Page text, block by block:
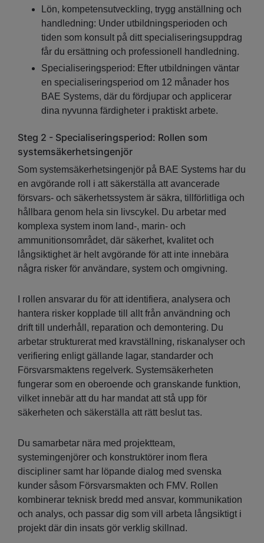
Lön, kompetensutveckling, trygg anställning och
handledning: Under utbildningsperioden och
tiden som konsult på ditt specialiseringsuppdrag
får du ersättning och professionell handledning.
Specialiseringsperiod: Efter utbildningen väntar
en specialiseringsperiod om 12 månader hos
BAE Systems, där du fördjupar och applicerar
dina nyvunna färdigheter i praktiskt arbete.
Steg 2 - Specialiseringsperiod: Rollen som
systemsäkerhetsingenjör
Som systemsäkerhetsingenjör på BAE Systems har du
en avgörande roll i att säkerställa att avancerade
försvars‑ och säkerhetssystem är säkra, tillförlitliga och
hållbara genom hela sin livscykel. Du arbetar med
komplexa system inom land‑, marin‑ och
ammunitionsområdet, där säkerhet, kvalitet och
långsiktighet är helt avgörande för att inte innebära
några risker för användare, system och omgivning.
I rollen ansvarar du för att identifiera, analysera och
hantera risker kopplade till allt från användning och
drift till underhåll, reparation och demontering. Du
arbetar strukturerat med kravställning, riskanalyser och
verifiering enligt gällande lagar, standarder och
Försvarsmaktens regelverk. Systemsäkerheten
fungerar som en oberoende och granskande funktion,
vilket innebär att du har mandat att stå upp för
säkerheten och säkerställa att rätt beslut tas.
Du samarbetar nära med projektteam,
systemingenjörer och konstruktörer inom flera
discipliner samt har löpande dialog med svenska
kunder såsom Försvarsmakten och FMV. Rollen
kombinerar teknisk bredd med ansvar, kommunikation
och analys, och passar dig som vill arbeta långsiktigt i
projekt där din insats gör verklig skillnad.